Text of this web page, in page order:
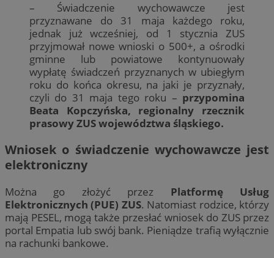
– Świadczenie wychowawcze jest
przyznawane do 31 maja każdego roku,
jednak już wcześniej, od 1 stycznia ZUS
przyjmował nowe wnioski o 500+, a ośrodki
gminne lub powiatowe kontynuowały
wypłatę świadczeń przyznanych w ubiegłym
roku do końca okresu, na jaki je przyznały,
czyli do 31 maja tego roku – przypomina
Beata Kopczyńska, regionalny rzecznik
prasowy ZUS województwa śląskiego.
Wniosek o świadczenie wychowawcze jest
elektroniczny
Można go złożyć przez Platformę Usług
Elektronicznych (PUE) ZUS. Natomiast rodzice, którzy
mają PESEL, mogą także przesłać wniosek do ZUS przez
portal Empatia lub swój bank. Pieniądze trafią wyłącznie
na rachunki bankowe.